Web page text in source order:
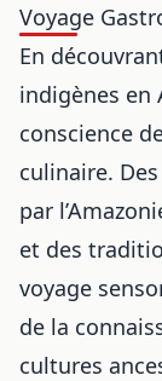
Voyage
En
indigènes en
conscience
culinaire.
par
et des
voyage
de la
cultures